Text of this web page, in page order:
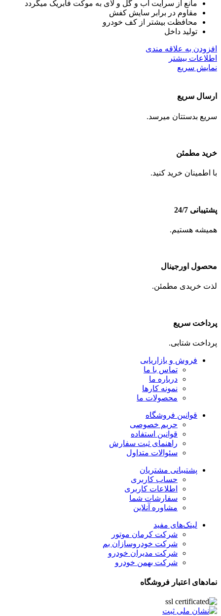
مانع از سرایت آب و گل و لای به موکت فابریک میگردد
مقاوم در برابر سایش کفش
محافظت بیشتر از کف خودرو
تولید داخل
افزودن به علاقه مندی
اطلاعات بیشتر
نمایش سریع
ارسال سریع
سریع بدستتان میرسد.
خرید مطمئن
با اطمینان خرید کنید.
پشتیبانی 24/7
همیشه هستیم.
محصول اورجینال
لذت خریدی مطمئن.
پرداخت سریع
پرداخت شتابی.
فروش و بازاریابی
تماس با ما
درباره ما
نمونه کارها
محصولات ما
قوانین فروشگاه
حریم خصوصی
قوانین استفاده
راهنمای ثبت سفارش
سئوالات متداول
پشتیبانی مشتریان
حساب کاربری
اطلاعات کاربری
سفارشات شما
مشاوره آنلاین
لینک‌های مفید
شرکت کرمان موتور
شرکت خودروسازان بم
شرکت مدیران خودرو
شرکت بهمن خودرو
نمادهای اعتبار فروشگاه